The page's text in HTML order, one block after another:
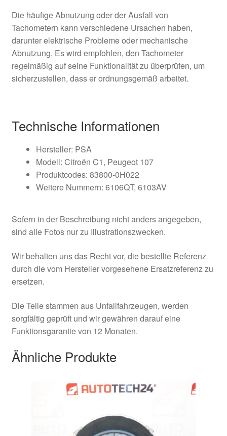
Die häufige Abnutzung oder der Ausfall von
Tachometern kann verschiedene Ursachen haben,
darunter elektrische Probleme oder mechanische
Abnutzung. Es wird empfohlen, den Tachometer
regelmäßig auf seine Funktionalität zu überprüfen, um
sicherzustellen, dass er ordnungsgemäß arbeitet.
Technische Informationen
Hersteller: PSA
Modell: Citroën C1, Peugeot 107
Produktcodes: 83800-0H022
Weitere Nummern: 6106QT, 6103AV
Sofern in der Beschreibung nicht anders angegeben,
sind alle Fotos nur zu Illustrationszwecken.
Wir behalten uns das Recht vor, die bestellte Referenz
durch die vom Hersteller vorgesehene Ersatzreferenz zu
ersetzen.
Die Teile stammen aus Unfallfahrzeugen, werden
sorgfältig geprüft und wir gewähren darauf eine
Funktionsgarantie von 12 Monaten.
Ähnliche Produkte